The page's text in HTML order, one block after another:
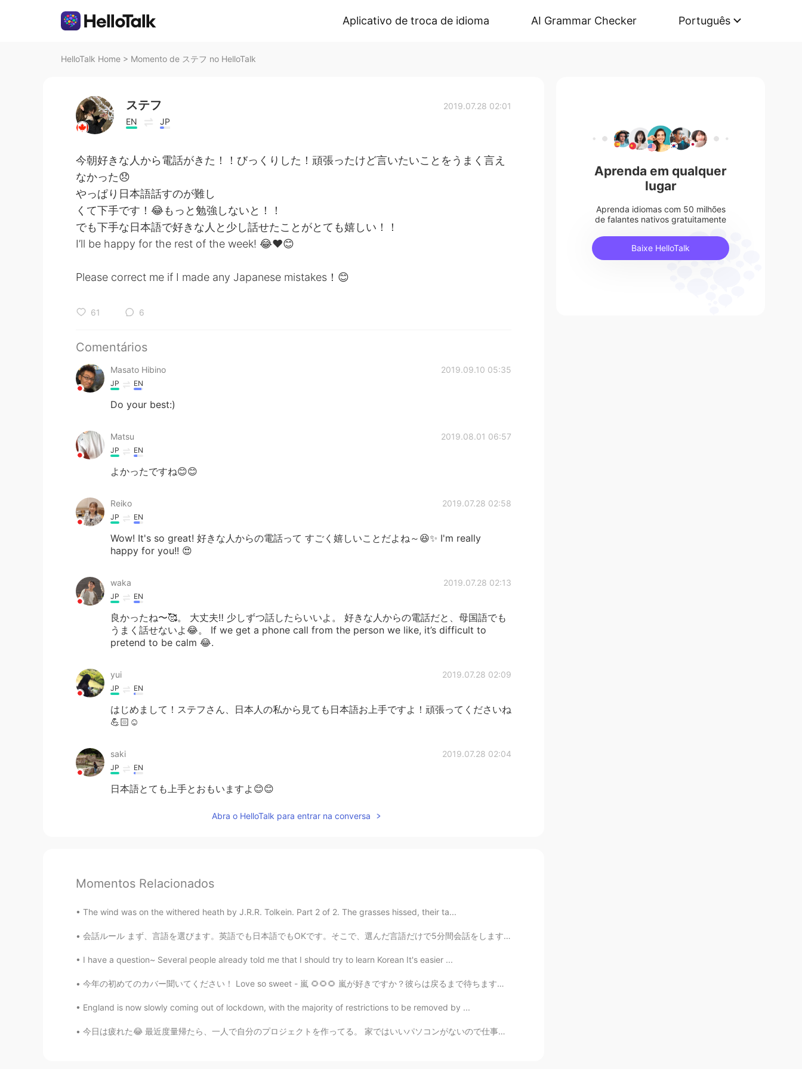
Aplicativo de troca de idioma AI Grammar Checker Português
HelloTalk Home > Momento de ステフ no HelloTalk
ステフ
EN JP
2019.07.28 02:01
今朝好きな人から電話がきた！！びっくりした！頑張ったけど言いたいことをうまく言え
なかった😞
やっぱり日本語話すのが難し
くて下手です！😂もっと勉強しないと！！
でも下手な日本語で好きな人と少し話せたことがとても嬉しい！！
I’ll be happy for the rest of the week! 😂❤️😊
Please correct me if I made any Japanese mistakes！😊
61 6
Comentários
Masato Hibino 2019.09.10 05:35
JP EN
Do your best:)
Matsu 2019.08.01 06:57
JP EN
よかったですね😊😊
Reiko 2019.07.28 02:58
JP EN
Wow! It's so great! 好きな人からの電話って すごく嬉しいことだよね～😆✨ I'm really
happy for you!! 😍
waka 2019.07.28 02:13
JP EN
良かったね〜🥰。 大丈夫‼️ 少しずつ話したらいいよ。 好きな人からの電話だと、母国語でも
うまく話せないよ😂。 If we get a phone call from the person we like, it’s difficult to
pretend to be calm 😂.
yui 2019.07.28 02:09
JP EN
はじめまして！ステフさん、日本人の私から見ても日本語お上手ですよ！頑張ってくださいね
💪🏻☺️
saki 2019.07.28 02:04
JP EN
日本語とても上手とおもいますよ😊😊
Abra o HelloTalk para entrar na conversa
Momentos Relacionados
The wind was on the withered heath by J.R.R. Tolkein. Part 2 of 2. The grasses hissed, their ta...
会話ルール まず、言語を選びます。英語でも日本語でもOKです。そこで、選んだ言語だけで5分間会話をします。時間を測るめにタイマーを使います。5分経ったら、使う言語を変えます。こういう風にずっと...
I have a question~ Several people already told me that I should try to learn Korean It's easier ...
今年の初めてのカバー聞いてください！ Love so sweet - 嵐 🌻🌻🌻 嵐が好きですか？彼らは戻るまで待ちます。ファンとして彼らの長年活動はすごくありがたいです。彼らに今までありがと...
England is now slowly coming out of lockdown, with the majority of restrictions to be removed by ...
今日は疲れた😂 最近度量帰たら、一人で自分のプロジェクトを作ってる。 家ではいいパソコンがないので仕事のパソコンを使えたい。 けど問題がある！仕事場と家が遠い！！ まだごはん食べなかった！ ...
Aprenda em qualquer
lugar
Aprenda idiomas com 50 milhões
de falantes nativos gratuitamente
Baixe HelloTalk